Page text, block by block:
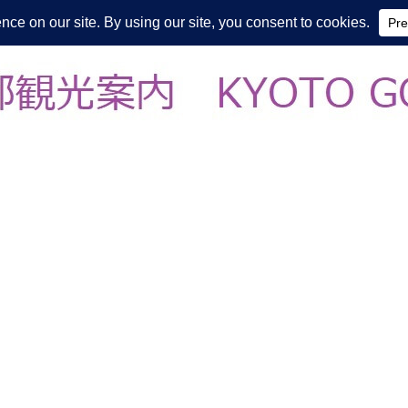
皆様の知らない京都をご案内/ THE MOST FASCINATING KYOTO,